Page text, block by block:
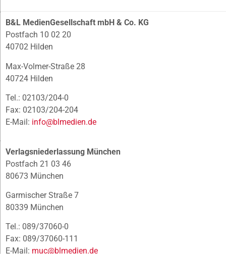
B&L MedienGesellschaft mbH & Co. KG
Postfach 10 02 20
40702 Hilden
Max-Volmer-Straße 28
40724 Hilden
Tel.: 02103/204-0
Fax: 02103/204-204
E-Mail: info@blmedien.de
Verlagsniederlassung München
Postfach 21 03 46
80673 München
Garmischer Straße 7
80339 München
Tel.: 089/37060-0
Fax: 089/37060-111
E-Mail: muc@blmedien.de